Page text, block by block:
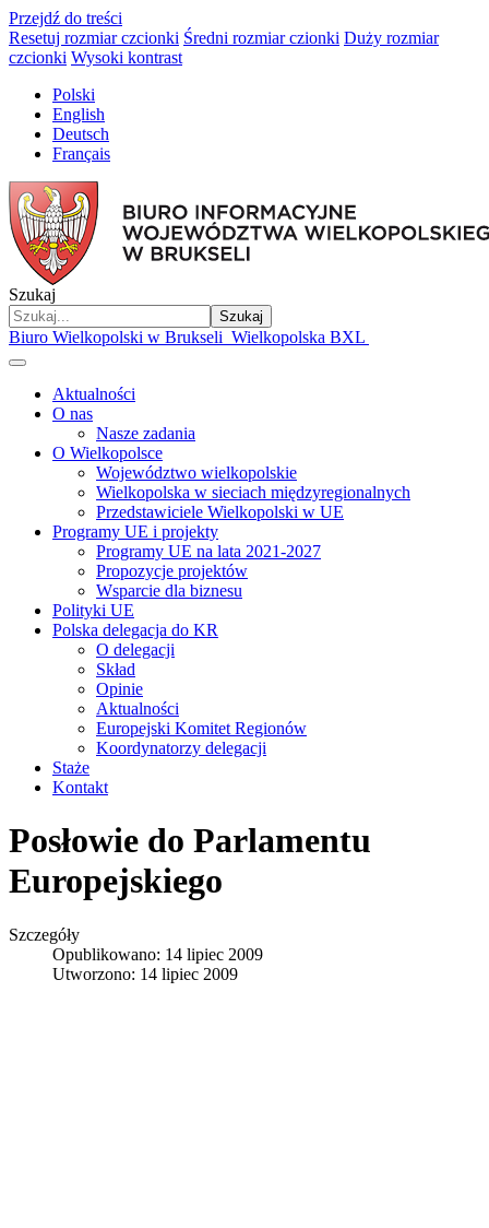
Przejdź do treści
Resetuj rozmiar czcionki Średni rozmiar czionki Duży rozmiar
czcionki Wysoki kontrast
Polski
English
Deutsch
Français
Szukaj
Szukaj
Biuro Wielkopolski w Brukseli Wielkopolska BXL
Aktualności
O nas
Nasze zadania
O Wielkopolsce
Województwo wielkopolskie
Wielkopolska w sieciach międzyregionalnych
Przedstawiciele Wielkopolski w UE
Programy UE i projekty
Programy UE na lata 2021-2027
Propozycje projektów
Wsparcie dla biznesu
Polityki UE
Polska delegacja do KR
O delegacji
Skład
Opinie
Aktualności
Europejski Komitet Regionów
Koordynatorzy delegacji
Staże
Kontakt
Posłowie do Parlamentu
Europejskiego
Szczegóły
Opublikowano: 14 lipiec 2009
Utworzono: 14 lipiec 2009